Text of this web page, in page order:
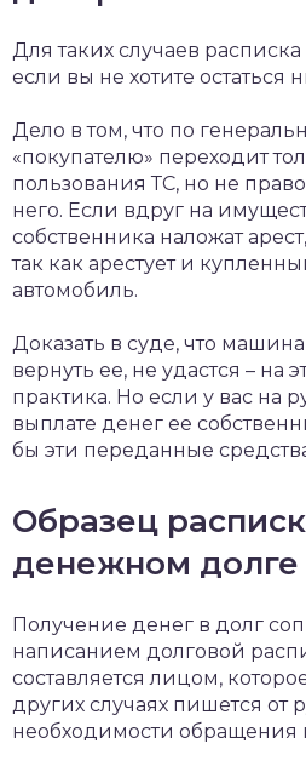
Для таких случаев
если вы не хотите остаться
Дело в том, что по
«покупателю» переходит
пользования ТС, но не
него. Если вдруг на
собственника наложат
так как арестует и
автомобиль.
Доказать в суде, что
вернуть ее, не удастся – на
практика. Но если у вас на
выплате денег ее
бы эти переданные
Образец
денежном долге
Получение денег в долг
написанием долговой
составляется лицом,
других случаях пишется от
необходимости обращения